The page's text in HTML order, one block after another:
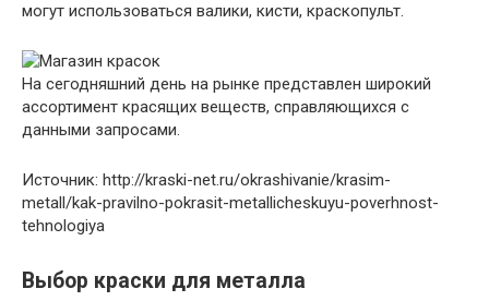
могут использоваться валики, кисти, краскопульт.
На сегодняшний день на рынке представлен широкий
ассортимент красящих веществ, справляющихся с
данными запросами.
Источник: http://kraski-net.ru/okrashivanie/krasim-
metall/kak-pravilno-pokrasit-metallicheskuyu-poverhnost-
tehnologiya
Выбор краски для металла